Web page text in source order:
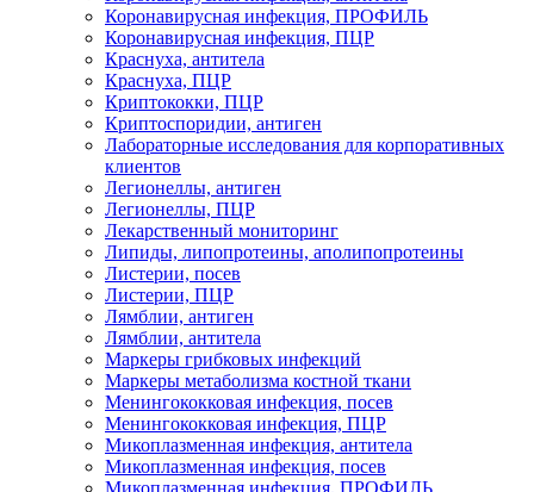
Коронавирусная инфекция, ПРОФИЛЬ
Коронавирусная инфекция, ПЦР
Краснуха, антитела
Краснуха, ПЦР
Криптококки, ПЦР
Криптоспоридии, антиген
Лабораторные исследования для корпоративных
клиентов
Легионеллы, антиген
Легионеллы, ПЦР
Лекарственный мониторинг
Липиды, липопротеины, аполипопротеины
Листерии, посев
Листерии, ПЦР
Лямблии, антиген
Лямблии, антитела
Маркеры грибковых инфекций
Маркеры метаболизма костной ткани
Менингококковая инфекция, посев
Менингококковая инфекция, ПЦР
Микоплазменная инфекция, антитела
Микоплазменная инфекция, посев
Микоплазменная инфекция, ПРОФИЛЬ